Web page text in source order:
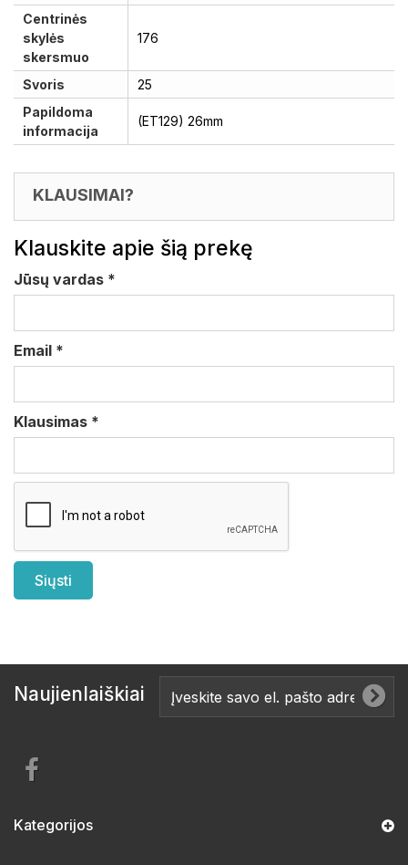
Centrinės
skylės
skersmuo
176
Svoris
25
Papildoma
informacija
(ET129) 26mm
KLAUSIMAI?
Klauskite apie šią prekę
Jūsų vardas *
Email *
Klausimas *
Naujienlaiškiai
Kategorijos